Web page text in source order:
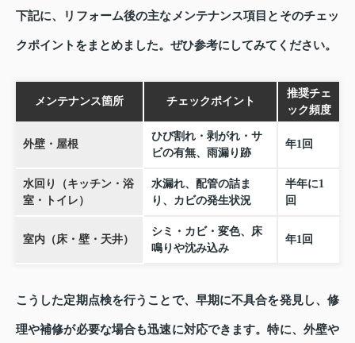
下記に、リフォーム後の主なメンテナンス項目とそのチェッ
クポイントをまとめました。ぜひ参考にしてみてください。
メンテナンス箇所 チェックポイント
推奨チェ
ック頻度
外壁・屋根
ひび割れ・剥がれ・サ
ビの有無、雨漏り跡
年1回
水回り（キッチン・浴
室・トイレ）
水漏れ、配管の詰ま
り、カビの発生状況
半年に1
回
室内（床・壁・天井）
シミ・カビ・変色、床
鳴りや沈み込み
年1回
こうした定期点検を行うことで、早期に不具合を発見し、修
理や補修が必要な場合も迅速に対応できます。特に、外壁や